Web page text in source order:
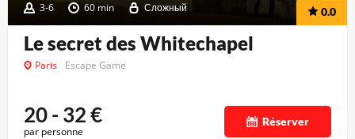
3-6 60 min Сложный 0.0
Le secret des Whitechapel
Paris Escape Game
20 - 32€
par personne
Réserver